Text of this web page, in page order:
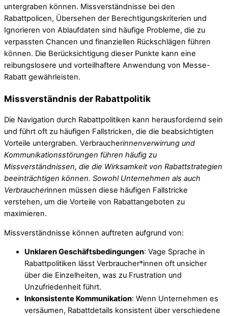
untergraben können. Missverständnisse bei den
Rabattpolicen, Übersehen der Berechtigungskriterien und
Ignorieren von Ablaufdaten sind häufige Probleme, die zu
verpassten Chancen und finanziellen Rückschlägen führen
können. Die Berücksichtigung dieser Punkte kann eine
reibungslosere und vorteilhaftere Anwendung von Messe-
Rabatt gewährleisten.
Missverständnis der Rabattpolitik
Die Navigation durch Rabattpolitiken kann herausfordernd sein
und führt oft zu häufigen Fallstricken, die die beabsichtigten
Vorteile untergraben. Verbraucherinnenverwirrung und
Kommunikationsstörungen führen häufig zu
Missverständnissen, die die Wirksamkeit von Rabattstrategien
beeinträchtigen können. Sowohl Unternehmen als auch
Verbraucherinnen müssen diese häufigen Fallstricke
verstehen, um die Vorteile von Rabattangeboten zu
maximieren.
Missverständnisse können auftreten aufgrund von:
Unklaren Geschäftsbedingungen: Vage Sprache in
Rabattpolitiken lässt Verbraucher*innen oft unsicher
über die Einzelheiten, was zu Frustration und
Unzufriedenheit führt.
Inkonsistente Kommunikation: Wenn Unternehmen es
versäumen, Rabattdetails konsistent über verschiedene